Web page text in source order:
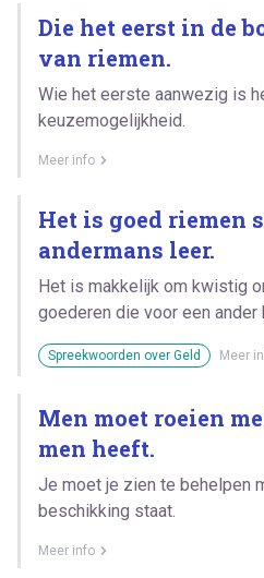
Die het eerst in de
van riemen.
Wie het eerste aanwezig is
keuzemogelijkheid.
Meer info
Het is goed riemen
andermans leer.
Het is makkelijk om kwistig
goederen die voor een ander
Spreekwoorden over Geld Meer
Men moet roeien
men heeft.
Je moet je zien te behelpen
beschikking staat.
Meer info